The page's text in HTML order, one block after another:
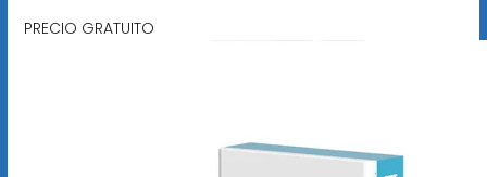
PRECIO GRATUITO